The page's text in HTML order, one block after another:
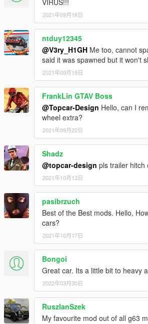
VIRUS!!!
2021年09月18日
ntduy12345
@V3ry_H1GH Me too, cannot
said it was spawned but it won't
2021年09月19日
FrankLin GTAV Boss
@Topcar-Design Hello, can I
wheel extra?
2021年09月22日
Shadz
@topcar-design pls trailer hitch
2021年10月13日
pasibrzuch
Best of the Best mods. Hello,
cars?
2021年10月17日
Bongoi
Great car. Its a little bit to heavy
2022年03月30日
RuszlanSzek
My favourite mod out of all g63